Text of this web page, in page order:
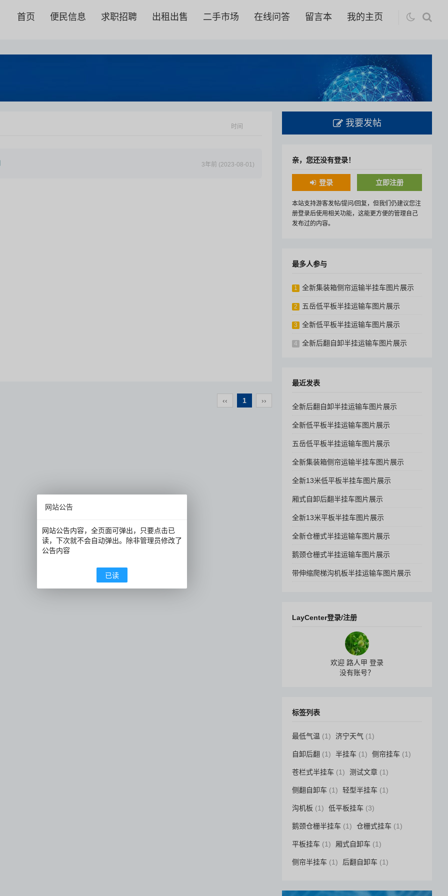
首页 便民信息 求职招聘 出租出售 二手市场 在线问答 留言本 我的主页
时间
3年前 (2023-08-01)
‹‹ 1 ››
我要发帖
亲，您还没有登录！
登录 立即注册
本站支持游客发帖/提问/回复，但我们仍建议您注
册登录后使用相关功能，这能更方便的管理自己
发布过的内容。
最多人参与
1 全新集装箱侧帘运输半挂车图片展示
2 五岳低平板半挂运输车图片展示
3 全新低平板半挂运输车图片展示
4 全新后翻自卸半挂运输车图片展示
最近发表
全新后翻自卸半挂运输车图片展示
全新低平板半挂运输车图片展示
五岳低平板半挂运输车图片展示
全新集装箱侧帘运输半挂车图片展示
全新13米低平板半挂车图片展示
厢式自卸后翻半挂车图片展示
全新13米平板半挂车图片展示
全新仓栅式半挂运输车图片展示
鹅颈仓栅式半挂运输车图片展示
带伸缩爬梯沟机板半挂运输车图片展示
LayCenter登录/注册
欢迎 路人甲 登录
没有账号？
标签列表
最低气温 (1) 济宁天气 (1)
自卸后翻 (1) 半挂车 (1) 侧帘挂车 (1)
苍栏式半挂车 (1) 测试文章 (1)
侧翻自卸车 (1) 轻型半挂车 (1)
沟机板 (1) 低平板挂车 (3)
鹅颈仓栅半挂车 (1) 仓栅式挂车 (1)
平板挂车 (1) 厢式自卸车 (1)
侧帘半挂车 (1) 后翻自卸车 (1)
网站公告
网站公告内容，全页面可弹出，只要点击已
读，下次就不会自动弹出。除非管理员修改了
公告内容
已读